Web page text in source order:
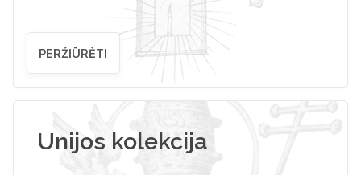
PERŽIŪRĖTI
Unijos kolekcija